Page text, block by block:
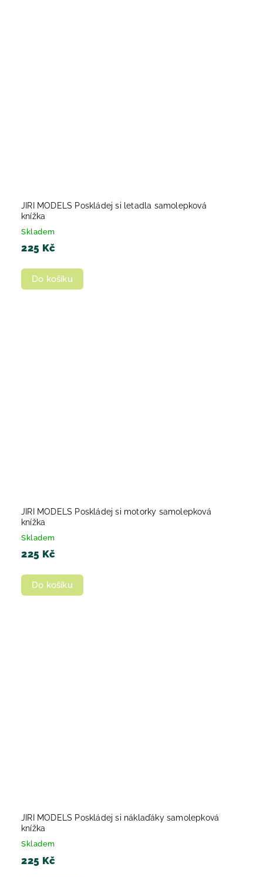
JIRI MODELS Poskládej si letadla samolepková
knížka
Skladem
225 Kč
Do košíku
JIRI MODELS Poskládej si motorky samolepková
knížka
Skladem
225 Kč
Do košíku
JIRI MODELS Poskládej si náklaďáky samolepková
knížka
Skladem
225 Kč